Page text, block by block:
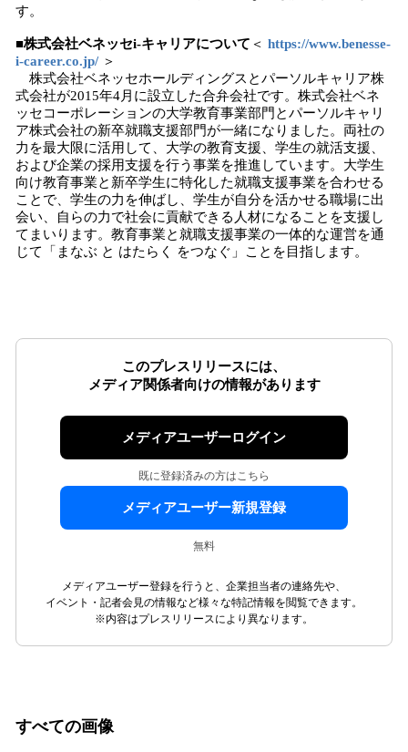
す。
■株式会社ベネッセi-キャリアについて ＜ https://www.benesse-
i-career.co.jp/＞
株式会社ベネッセホールディングスとパーソルキャリア株
式会社が2015年4月に設立した合弁会社です。株式会社ベネ
ッセコーポレーションの大学教育事業部門とパーソルキャリ
ア株式会社の新卒就職支援部門が一緒になりました。両社の
力を最大限に活用して、大学の教育支援、学生の就活支援、
および企業の採用支援を行う事業を推進しています。大学生
向け教育事業と新卒学生に特化した就職支援事業を合わせる
ことで、学生の力を伸ばし、学生が自分を活かせる職場に出
会い、自らの力で社会に貢献できる人材になることを支援し
てまいります。教育事業と就職支援事業の一体的な運営を通
じて「まなぶ と はたらく をつなぐ」ことを目指します。
このプレスリリースには、
メディア関係者向けの情報があります
メディアユーザーログイン
既に登録済みの方はこちら
メディアユーザー新規登録
無料
メディアユーザー登録を行うと、企業担当者の連絡先や、
イベント・記者会見の情報など様々な特記情報を閲覧できます。
※内容はプレスリリースにより異なります。
すべての画像